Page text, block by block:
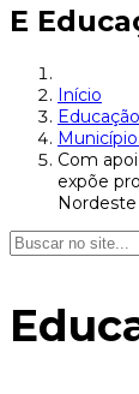
E
Início
Educação
Com
expõe
Nordeste